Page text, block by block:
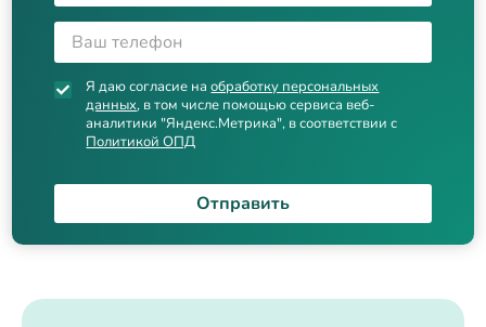
Я даю согласие наобработку персональных
данных, в том числе помощью сервиса веб-
аналитики "Яндекс.Метрика", в соответствии с
Политикой ОПД
Отправить